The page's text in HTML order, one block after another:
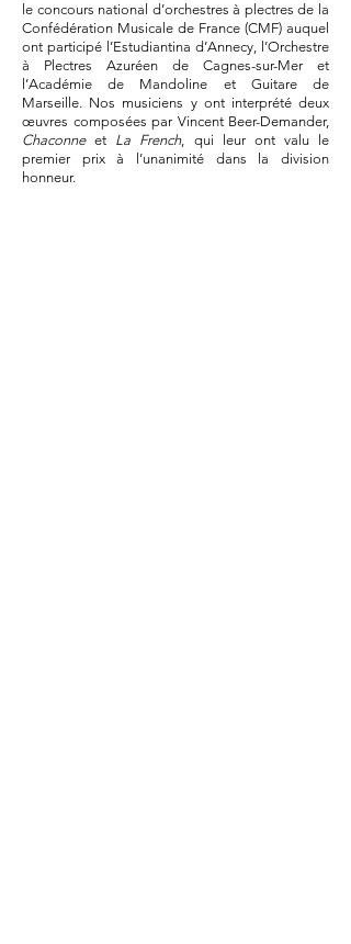
le concours national d’orchestres à plectres de la
Confédération Musicale de France (CMF) auquel
ont participé l’Estudiantina d’Annecy, l’Orchestre
à Plectres Azuréen de Cagnes-sur-Mer et
l’Académie de Mandoline et Guitare de
Marseille. Nos musiciens y ont interprété deux
œuvres composées par Vincent Beer-Demander,
Chaconneet La French, qui leur ont valu le
premier prix à l’unanimité dans la division
honneur.